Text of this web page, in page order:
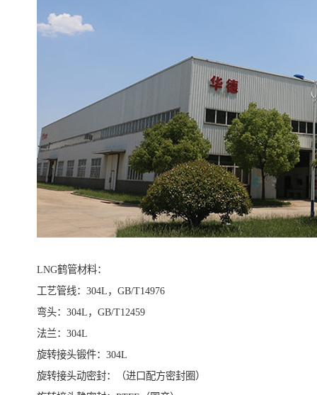
LNG鹤管材料：
工艺管线：304L，GB/T14976
弯头：304L，GB/T12459
法兰：304L
旋转接头锻件：304L
旋转接头动密封：（进口配方密封圈）